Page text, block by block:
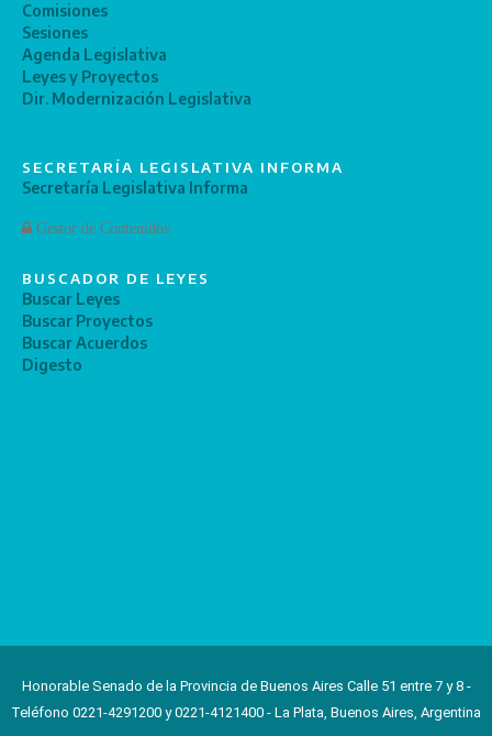
Honorable Senado de la Provincia de Buenos Aires Calle 51 entre 7 y 8 -
Teléfono 0221-4291200 y 0221-4121400 - La Plata, Buenos Aires, Argentina
Comisiones
Sesiones
Agenda Legislativa
Leyes y Proyectos
Dir. Modernización Legislativa
SECRETARÍA LEGISLATIVA INFORMA
Secretaría Legislativa Informa
Gestor de Contenidos
BUSCADOR DE LEYES
Buscar Leyes
Buscar Proyectos
Buscar Acuerdos
Digesto